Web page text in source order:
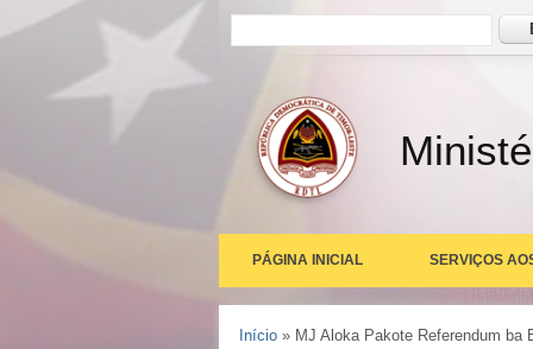
Formulário de busca
PÁGINA INICIAL SERVIÇOS
Você está aqui
Início » MJ Aloka Pakote Referendum ba